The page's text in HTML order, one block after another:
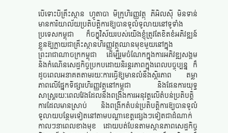
បើទោះបីគ្រឹះស្ថាន ហ្វូតាបា មីក្រូហិរញ្ញវត្ថុ ភីអិលស៊ី មិនទាន់
មានការិយាល័យប្រតិបត្តិការឱ្យបានទូលំទូលាយនៅទូទាំង
ប្រទេសកម្ពុជា ក៏ចក្ខុវិស័យរបស់យើងខ្ញុំត្រូវតែខិតខំអភិវឌ្ឍន៍
ខ្លួនឱ្យក្លាយជាគ្រឹះស្ថានហិរញ្ញវត្ថុឈានមុខមួយនៅក្នុង
ព្រះរាជាណាចក្រកម្ពុជា ដើម្បីរួមចំណែកក្នុងការអភិវឌ្ឍសង្គម
និងកំណើនសេដ្ឋកិច្ចប្រកបដោយនិរន្តរភាពក្នុងពេលបច្ចុប្បន្ន ក៏
ដូចពេលអនាគតតាមរយៈការធ្វើឱ្យមានលំនឹងស្ថិរភាព តម្លា
ភាពលើផ្នែកទីផ្សារហិរញ្ញវត្ថុនៅកម្ពុជា និងផែនការយុទ្ធ
សាស្រ្តរយៈពេលវែងដែលនឹងពង្រឹងការអនុវត្តលើតំបន់ប្រតិបត្តិ
ការដែលមានស្រាប់ និងពង្រីកតំបន់ប្រតិបត្តិការឱ្យបានទូលំ
ទូលាយបន្ថែមទៀតនៅតាមបណ្តាខេត្តផ្សេងៗទៀតជាដំណាក់
កាលៗនាពេលខាងមុខ ដោយបត់បែនតាមស្ថានភាពសេដ្ឋកិច្ច